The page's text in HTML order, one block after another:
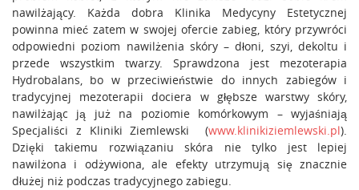
nawilżający. Każda dobra Klinika Medycyny Estetycznej
powinna mieć zatem w swojej ofercie zabieg, który przywróci
odpowiedni poziom nawilżenia skóry – dłoni, szyi, dekoltu i
przede wszystkim twarzy. Sprawdzona jest mezoterapia
Hydrobalans, bo w przeciwieństwie do innych zabiegów i
tradycyjnej mezoterapii dociera w głębsze warstwy skóry,
nawilżając ją już na poziomie komórkowym – wyjaśniają
Specjaliści z Kliniki Ziemlewski (www.klinikiziemlewski.pl).
Dzięki takiemu rozwiązaniu skóra nie tylko jest lepiej
nawilżona i odżywiona, ale efekty utrzymują się znacznie
dłużej niż podczas tradycyjnego zabiegu.